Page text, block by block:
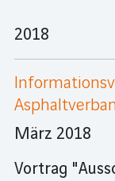
2018
März 2018
Vortrag